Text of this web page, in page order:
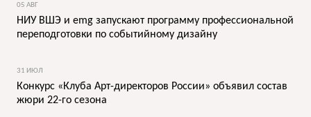
05 АВГ
НИУ ВШЭ и emg запускают программу профессиональной
переподготовки по событийному дизайну
31 ИЮЛ
Конкурс «Клуба Арт-директоров России» объявил состав
жюри 22-го сезона